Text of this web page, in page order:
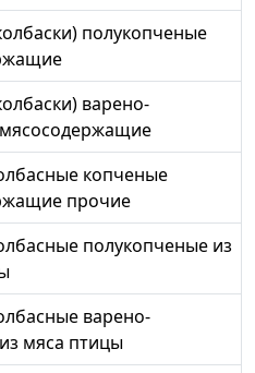
полукопченые
варено-
копченые
прочие
полукопченые из
варено-
мяса птицы